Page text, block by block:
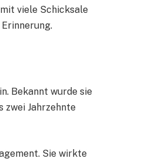
viele Schicksale
Bekannt wurde sie
zwei Jahrzehnte
Sie wirkte